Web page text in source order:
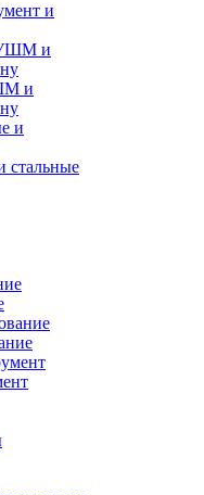
и
и
стальные